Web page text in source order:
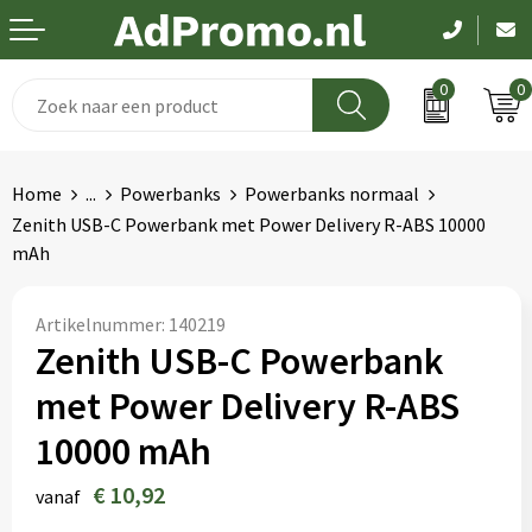
0 0
Paraplu's
Schrijfwaren
Elektronica
Anti-stress
Bidons en Sportflessen
Elektronica, Gadgets en USB
Feestartikelen
Fitness
Huis, Tuin en Keuken
Bodywarmers
Broeken en Rokken
Caps, Hoeden en Mutsen
Handschoenen en Sjaals
Hygiëne en Persoonlijke verzorging
Jassen
Pasen
Koningsdag
Kerst
EK en WK
Pakketten voor elke gelegenheid
Home ... Powerbanks
Powerbanks normaal
Zenith USB-C Powerbank met Power Delivery R-ABS 10000
mAh
Artikelnummer: 140219
Zenith USB-C Powerbank
met Power Delivery R-ABS
10000 mAh
vanaf € 10,92